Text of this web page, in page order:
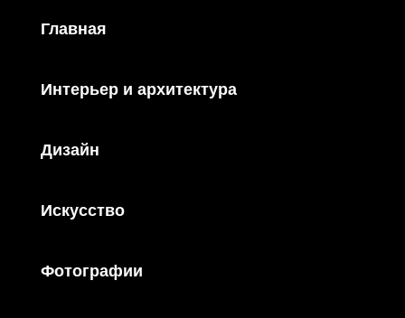
Главная
Интерьер и архитектура
Дизайн
Искусство
Фотографии